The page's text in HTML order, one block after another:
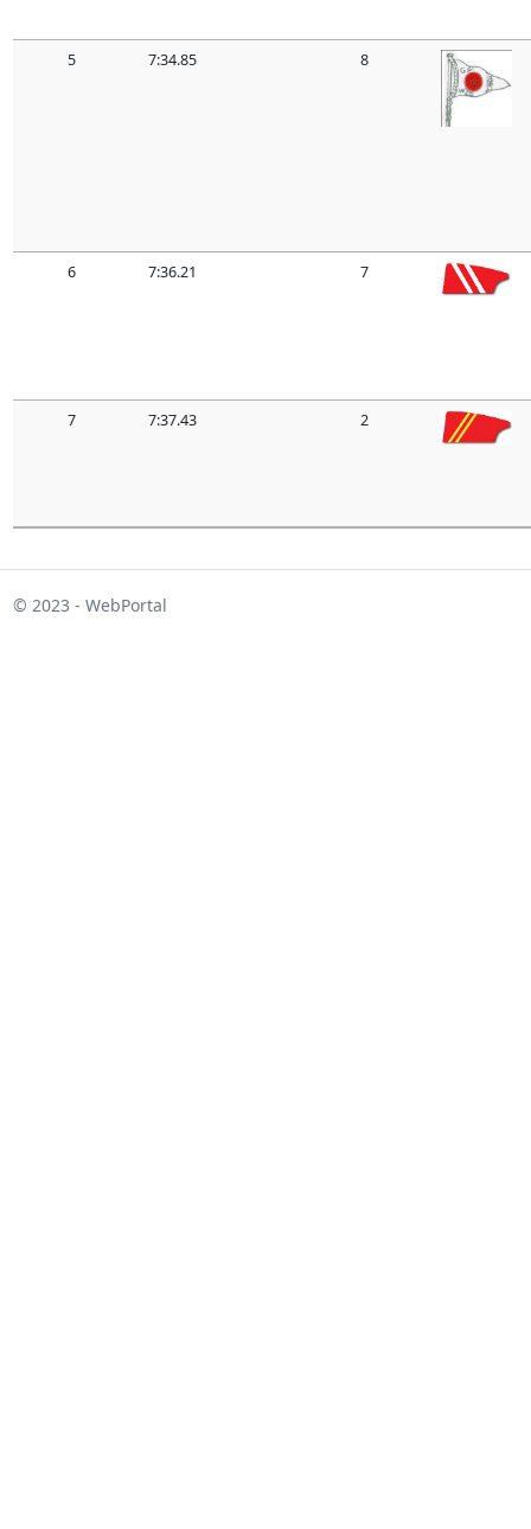
5 7:34.85 8
6 7:36.21 7
7 7:37.43 2
© 2023 - WebPortal